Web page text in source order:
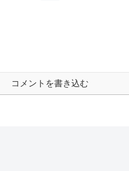
コメントを書き込む